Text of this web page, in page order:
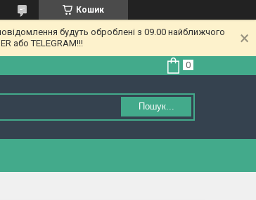
Кошик
будуть оброблені з 09.00 найближчого
або TELEGRAM!!!
Пошук...